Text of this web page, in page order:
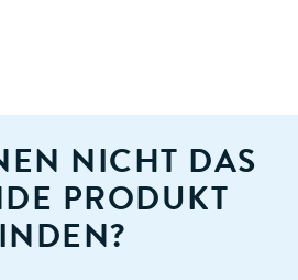
NICHT DAS
PRODUKT